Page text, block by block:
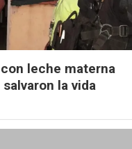
leche materna
la vida